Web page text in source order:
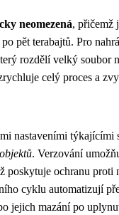
neomezená, přičemž
pět terabajtů. Pro
rozdělí velký soubor
celý proces a
nastaveními týkajícími
. Verzování
poskytuje ochranu proti
cyklu automatizují
jejich mazání po